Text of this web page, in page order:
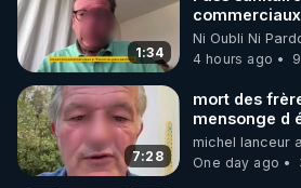
🌱 INSTAGRAM
https://www.instagram.com/
http://rgnr.li/instagram
🌱 LA NEWSLETTER
Pour ne pas rater l’actualité
1:34
l'obligation
France
Ni Oubli Ni
4 hours ago
7:28
mort des
mensonge d
michel lanceur
One day ago